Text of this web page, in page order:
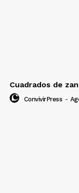
Cuadrados de
ConvivirPress -